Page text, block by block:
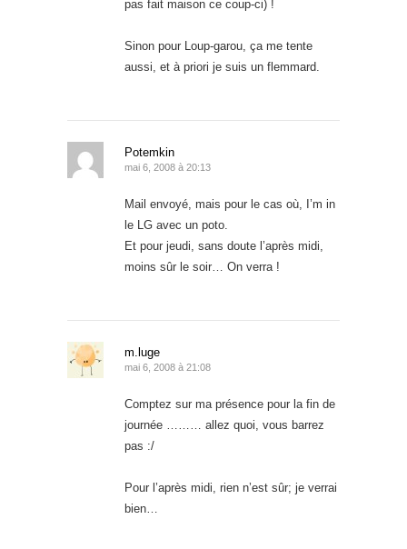
pas fait maison ce coup-ci) !
Sinon pour Loup-garou, ça me tente
aussi, et à priori je suis un flemmard.
Potemkin
mai 6, 2008 à 20:13
Mail envoyé, mais pour le cas où, I’m in
le LG avec un poto.
Et pour jeudi, sans doute l’après midi,
moins sûr le soir… On verra !
m.luge
mai 6, 2008 à 21:08
Comptez sur ma présence pour la fin de
journée ……… allez quoi, vous barrez
pas :/
Pour l’après midi, rien n’est sûr; je verrai
bien…